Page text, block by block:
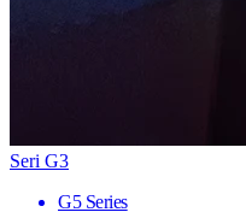
Seri G3
G5 Series